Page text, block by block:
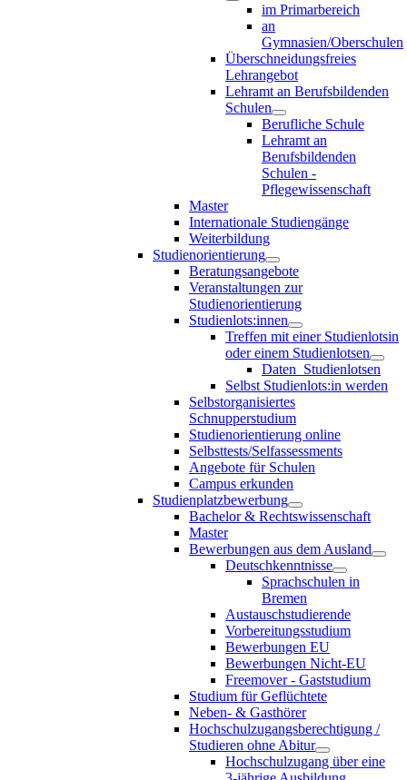
im Primarbereich
an
Gymnasien/Oberschulen
Überschneidungsfreies
Lehrangebot
Lehramt an Berufsbildenden
Schulen
Berufliche Schule
Lehramt an
Berufsbildenden
Schulen -
Pflegewissenschaft
Master
Internationale Studiengänge
Weiterbildung
Studienorientierung
Beratungsangebote
Veranstaltungen zur
Studienorientierung
Studienlots:innen
Treffen mit einer Studienlotsin
oder einem Studienlotsen
Daten_Studienlotsen
Selbst Studienlots:in werden
Selbstorganisiertes
Schnupperstudium
Studienorientierung online
Selbsttests/Selfassessments
Angebote für Schulen
Campus erkunden
Studienplatzbewerbung
Bachelor & Rechtswissenschaft
Master
Bewerbungen aus dem Ausland
Deutschkenntnisse
Sprachschulen in
Bremen
Austauschstudierende
Vorbereitungsstudium
Bewerbungen EU
Bewerbungen Nicht-EU
Freemover - Gaststudium
Studium für Geflüchtete
Neben- & Gasthörer
Hochschulzugangsberechtigung /
Studieren ohne Abitur
Hochschulzugang über eine